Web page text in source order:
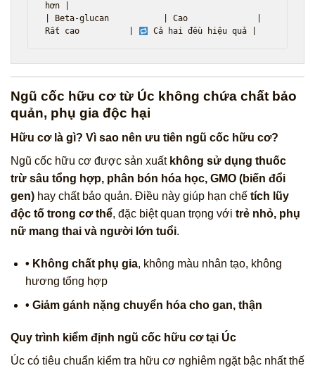
hơn |
| Beta‑glucan           | Cao              |
Rất cao          |
Ngũ cốc hữu cơ từ Úc không chứa chất bảo
quản, phụ gia độc hại
Hữu cơ là gì? Vì sao nên ưu tiên ngũ cốc hữu cơ?
Ngũ cốc hữu cơ được sản xuất không sử dụng thuốc
trừ sâu tổng hợp, phân bón hóa học, GMO (biến đổi
gen) hay chất bảo quản. Điều này giúp hạn chế tích lũy
độc tố trong cơ thể, đặc biệt quan trọng với trẻ nhỏ, phụ
nữ mang thai và người lớn tuổi.
• Không chất phụ gia, không màu nhân tạo, không
hương tổng hợp
• Giảm gánh nặng chuyển hóa cho gan, thận
Quy trình kiểm định ngũ cốc hữu cơ tại Úc
Úc có tiêu chuẩn kiểm tra hữu cơ nghiêm ngặt bậc nhất thế